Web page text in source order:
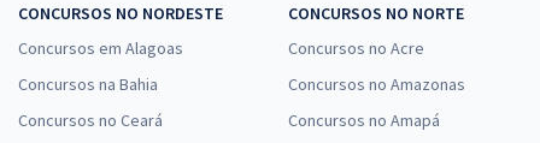
CONCURSOS NO NORDESTE
Concursos em Alagoas
Concursos na Bahia
Concursos no Ceará
CONCURSOS NO NORTE
Concursos no Acre
Concursos no Amazonas
Concursos no Amapá